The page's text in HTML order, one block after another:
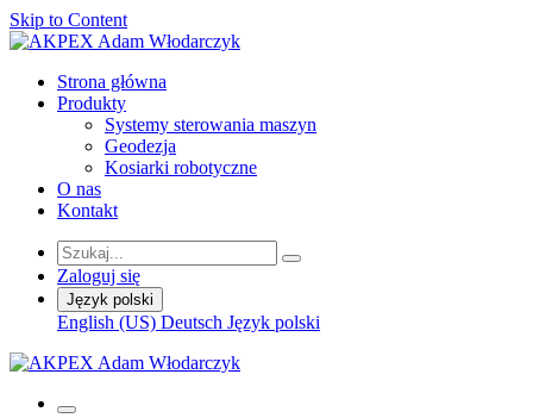
Skip to Content
Strona główna
Produkty
Systemy sterowania maszyn
Geodezja
Kosiarki robotyczne
O nas
Kontakt
Zaloguj się
Język polski
English (US) Deutsch Język polski